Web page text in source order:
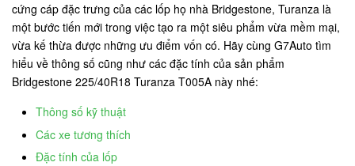
cứng cáp đặc trưng của các lốp họ nhà Bridgestone, Turanza là
một bước tiến mới trong việc tạo ra một siêu phẩm vừa mềm mại,
vừa kế thừa được những ưu điểm vốn có. Hãy cùng G7Auto tìm
hiểu về thông số cũng như các đặc tính của sản phẩm
Bridgestone 225/40R18 Turanza T005A này nhé:
Thông số kỹ thuật
Các xe tương thích
Đặc tính của lốp